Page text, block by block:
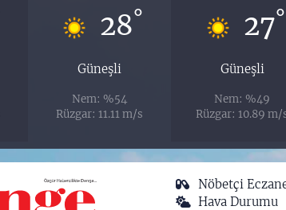
28°
Güneşli
Nem: %54
Rüzgar: 11.11 m/s
27°
Güneşli
Nem: %49
Rüzgar: 10.89 m/
Nöbetçi
Hava Durumu